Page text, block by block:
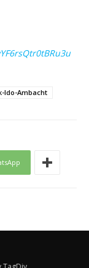
Ido-Ambacht